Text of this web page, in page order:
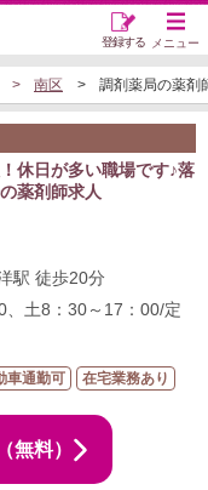
メニュー
登録する
南区 調剤薬局の薬剤
休日が多い職場です♪落
薬剤師求人
駅 徒歩20分
土8：30～17：00/定
車通勤可 在宅業務あり
無料）